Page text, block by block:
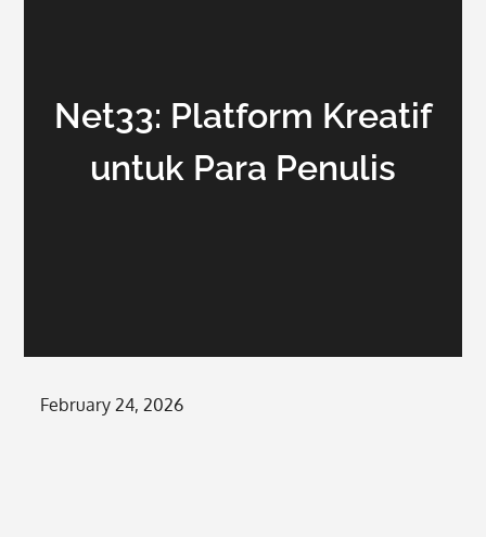
Net33: Platform Kreatif
untuk Para Penulis
Posted
February 24, 2026